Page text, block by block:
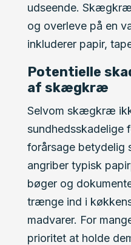
udseende.
og overleve på en
inkluderer papir,
Potentielle
af skægkræ
Selvom skægkræ
sundhedsskadelige
forårsage betydelig
angriber typisk
bøger og
trænge ind i
madvarer. For
prioritet at holde